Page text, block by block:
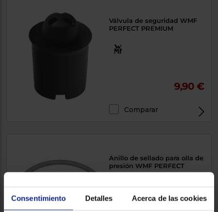
Consentimiento Detalles Acerca de las cookies
Válvula de seguridad WMF
PERFECT PREMIUM
9,90 €
Comparar
Anillo de sellado para olla de
presión WMF PERFECT